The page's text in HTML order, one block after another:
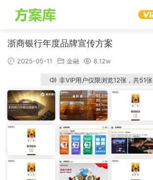
浙商银行年度品牌宣传方案
2025-05-11 金融 8.12w
非VIP用户仅限浏览12张，共51张